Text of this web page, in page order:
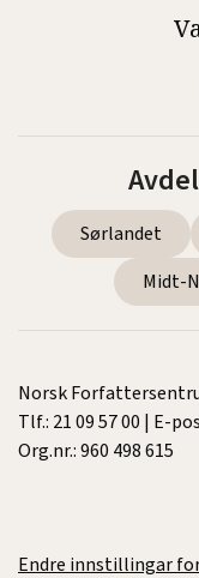
Sørlandet
Midt-
Norsk
Tlf.: 21 09 57 00 | E-
Org.nr.: 960 498 615
Endre innstillingar